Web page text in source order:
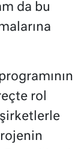
da bu
rol